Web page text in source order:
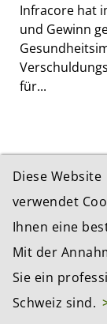
Infracore hat
und Gewinn
für...
Diese Website
verwendet
Ihnen eine
Mit der
Sie ein
Schweiz sind.